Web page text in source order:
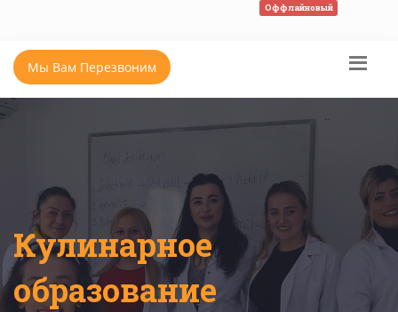
Оффлайновый
Мы Вам Перезвоним
Кулинарное
образование